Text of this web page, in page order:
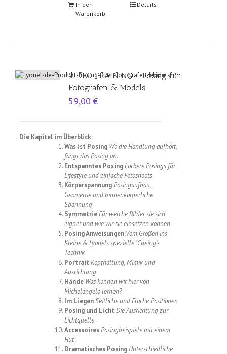
In den
Warenkorb
Details
VIDEO TRAINING – Posing für
Fotografen & Models
59,00 €
Die Kapitel im Überblick:
Was ist Posing Wo die Handlung aufhört,
fängt das Posing an.
Entspanntes PosingLockere Posings für
Lifestyle und einfache Fotoshoots
KörperspannungPosingaufbau,
Geometrie und binnenkörperliche
Spannung
SymmetrieFür welche Bilder sie sich
eignet und wie wir sie einsetzen können
Posing Anweisungen Vom Großen ins
Kleine & Lyonels spezielle "Cueing"-
Technik
Portrait Kopfhaltung, Mimik und
Ausrichtung
Hände Was können wir hier von
Michelangelo lernen?
Im LiegenSeitliche und Flache Positionen
Posing und Licht Die Ausrichtung zur
Lichtquelle
AccessoiresPosingbeispiele mit einem
Hut
Dramatisches Posing Unterschiedliche